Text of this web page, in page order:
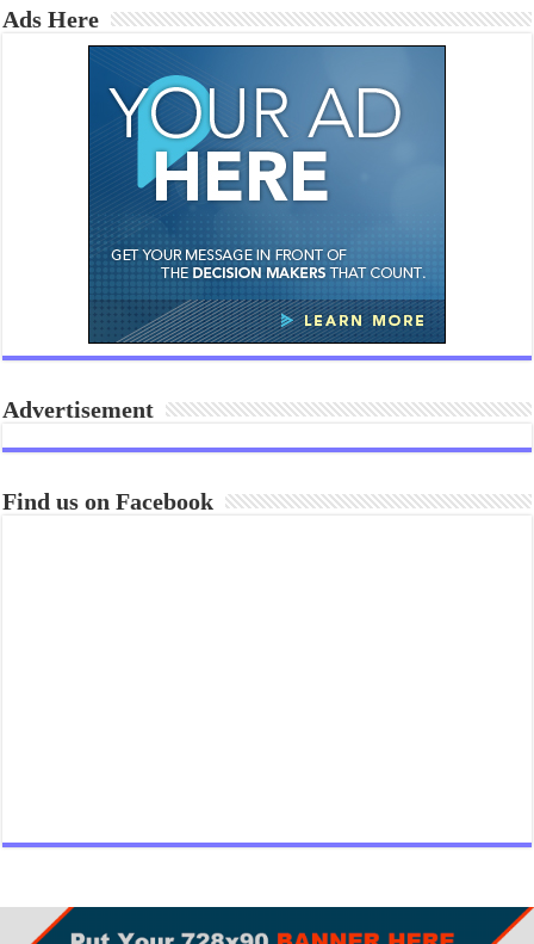
Ads Here
Advertisement
Find us on Facebook